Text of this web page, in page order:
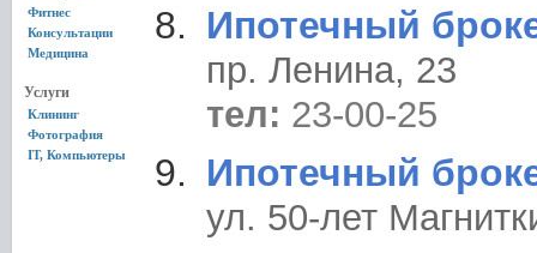
Фитнес
Консультации
Медицина
Услуги
Клининг
Фотография
IT, Компьютеры
Ипотечный
пр. Ленина, 23
тел: 23-00-25
Ипотечный
ул. 50-лет